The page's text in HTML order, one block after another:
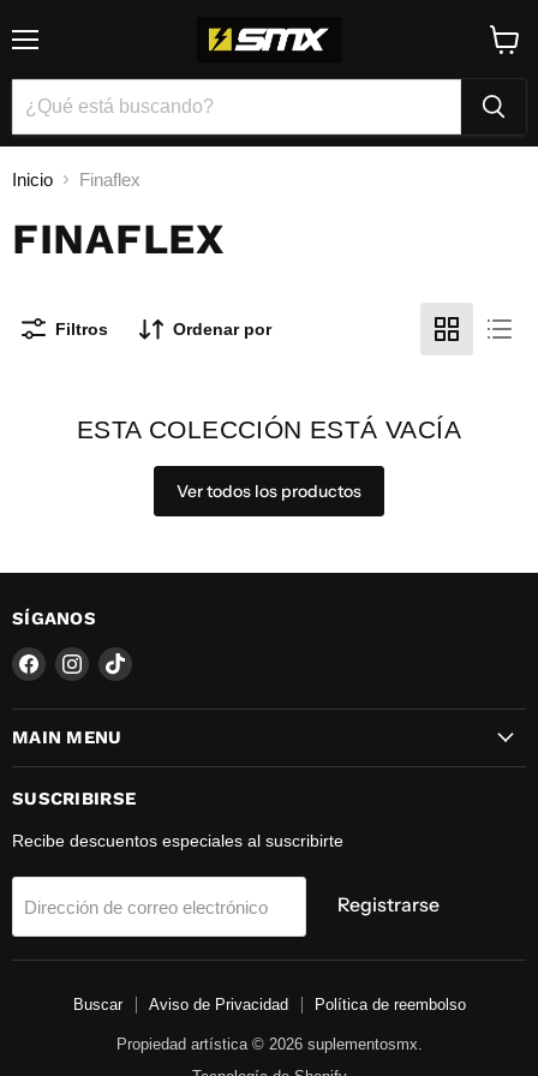
Inicio Finaflex
FINAFLEX
Filtros Ordenar por
ESTA COLECCIÓN ESTÁ VACÍA
Ver todos los productos
SÍGANOS
Encuéntrenos
Facebook
Encuéntrenos
Instagram
Encuéntrenos
TikTok
MAIN MENU
SUSCRIBIRSE
Recibe descuentos especiales al suscribirte
Dirección de correo electrónico Registrarse
Buscar Aviso de Privacidad Política de reembolso
Propiedad artística © 2026 suplementosmx.